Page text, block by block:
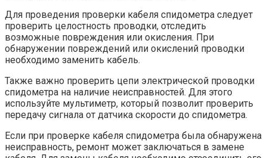
Для проведения проверки кабеля спидометра следует
проверить целостность проводки, отследить
возможные повреждения или окисления. При
обнаружении повреждений или окислений проводки
необходимо заменить кабель.
Также важно проверить цепи электрической проводки
спидометра на наличие неисправностей. Для этого
используйте мультиметр, который позволит проверить
передачу сигнала от датчика скорости до спидометра.
Если при проверке кабеля спидометра была обнаружена
неисправность, ремонт может заключаться в замене